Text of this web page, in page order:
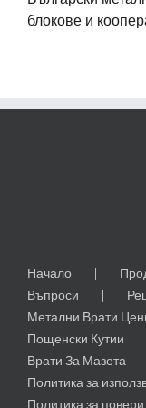
блокове и
Начало
Въпроси
Метални Врати
Пощенски Кутии
Врати За Мазета
Политика за
Политика за